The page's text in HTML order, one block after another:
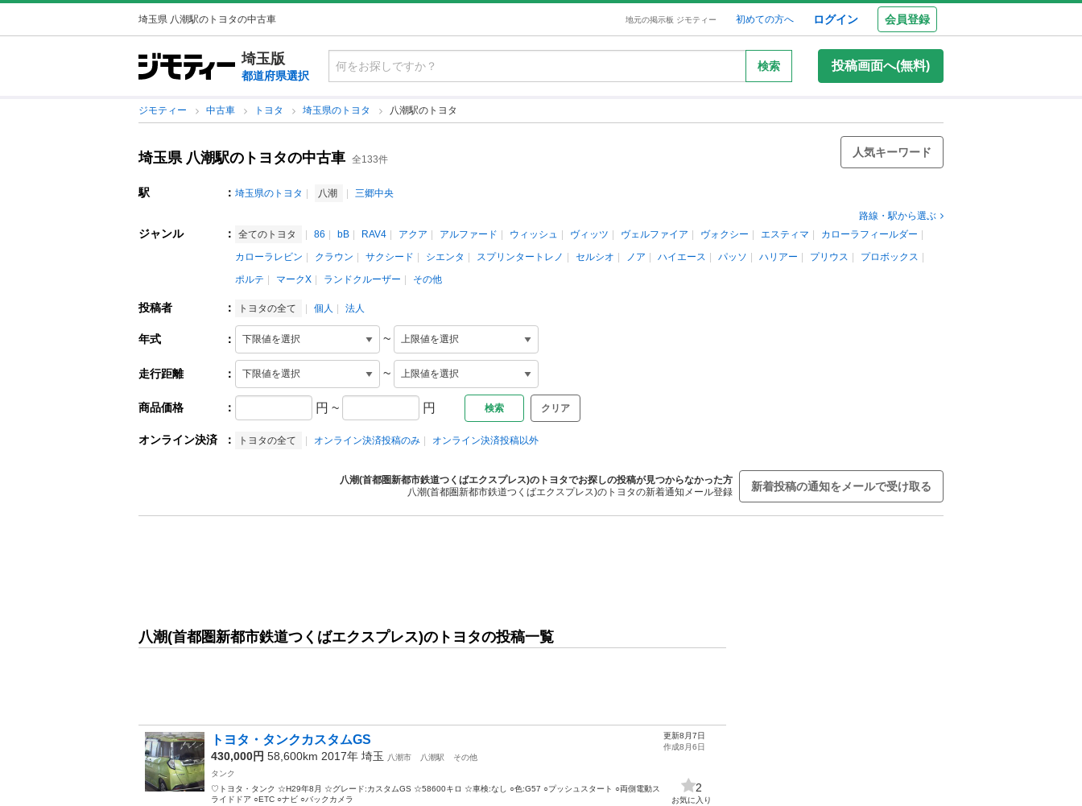
埼玉県 八潮駅のトヨタの中古車 地元の掲示板 ジモティー 初めての方へ ログイン 会員登録
埼玉版
都道府県選択
検索 投稿画面へ(無料)
ジモティー 中古車 トヨタ 埼玉県のトヨタ 八潮駅のトヨタ
埼玉県 八潮駅のトヨタの中古車 全133件
人気キーワード
駅 ： 埼玉県のトヨタ 八潮
三郷中央
路線・駅から選ぶ
ジャンル ： 全てのトヨタ 86 bB RAV4 アクア アルファード ウィッシュ ヴィッツ ヴェルファイア ヴォクシー エスティマ
カローラフィールダー
カローラレビン
クラウン サクシード シエンタ スプリンタートレノ セルシオ ノア ハイエース パッソ ハリアー プリウス
プロボックス
ポルテ
マークX ランドクルーザー その他
投稿者 ： トヨタの全て 個人 法人
年式 ： ~
走行距離 ： ~
商品価格 ： 円 ~ 円 クリア
オンライン決済 ： トヨタの全て オンライン決済投稿のみ オンライン決済投稿以外
八潮(首都圏新都市鉄道つくばエクスプレス)のトヨタでお探しの投稿が見つからなかった方
八潮(首都圏新都市鉄道つくばエクスプレス)のトヨタの新着通知メール登録
新着投稿の通知をメールで受け取る
八潮(首都圏新都市鉄道つくばエクスプレス)のトヨタの投稿一覧
トヨタ・タンクカスタムGS
430,000円 58,600km 2017年 埼玉 八潮市 八潮駅
その他
タンク
♡トヨタ・タンク ☆H29年8月 ☆グレード:カスタムGS ☆58600キロ ☆車検:なし ○色:G57 ○プッシュスタート ○両側電動ス
ライドドア ○ETC ○ナビ ○バックカメラ
更新8月7日
作成8月6日
2
お気に入り